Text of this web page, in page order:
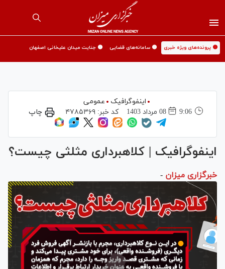
🟡 پرونده‌های ویژه خبری 🟡 سامانه‌های قضایی 🟡 جنایت میدان علیخانی اصفهان
اینفوگرافیک
عمومی
9:06
08 مرداد 1403 کد خبر:۴۷۸۵۳۶۹ چاپ
اینفوگرافیک | کلاهبرداری مثلثی چیست؟
خبرگزاری میزان -